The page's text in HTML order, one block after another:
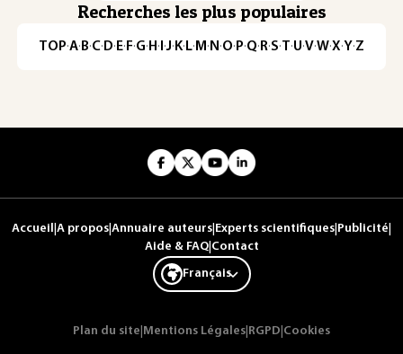
Recherches les plus populaires
TOP·A·B·C·D·E·F·G·H·I·J·K·L·M·N·O·P·Q·R·S·T·U·V·W·X·Y·Z
Accueil A propos Annuaire auteurs Experts scientifiques Publicité
Aide & FAQ| Contact
Français
Plan du site Mentions Légales RGPD Cookies